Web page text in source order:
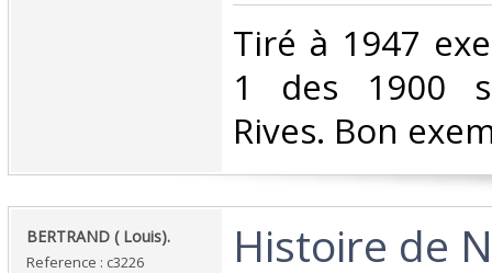
‎Tiré à 1947
1 des 1900
Rives. Bon
‎BERTRAND ( Louis).‎
Reference : c3226 ‎Histoire de